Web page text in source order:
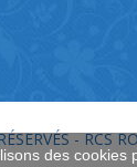
des cookies
- RCS